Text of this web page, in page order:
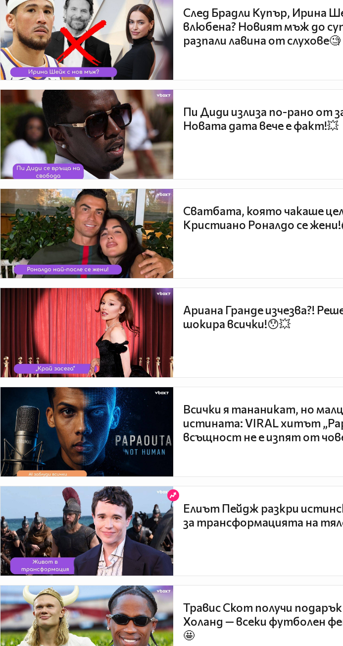
След Брадли Купър, Ирина
влюбена? Новият мъж до
разпали лавина от слухове🧐
Пи Диди излиза по-рано от
Новата дата вече е факт!💥
Сватбата, която чакаше
Кристиано Роналдо се
Ариана Гранде изчезва?!
шокира всички!😯💥
Всички я тананикат, но
истината: VIRAL хитът
всъщност не е изпят от
Елиът Пейдж разкри
за трансформацията на
Травис Скот получи
Холанд — всеки футболен
🤩